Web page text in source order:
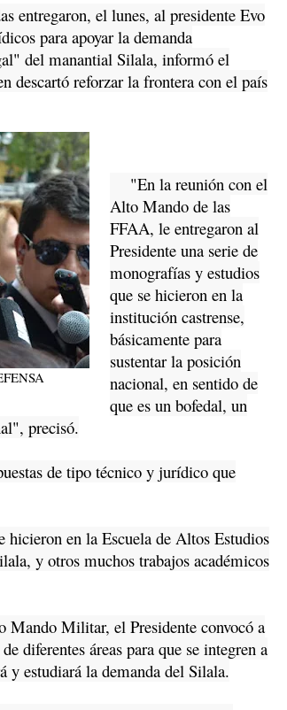
entregaron, el lunes, al presidente Evo
para apoyar la demanda
del manantial Silala, informó el
descartó reforzar la frontera con el país
"En la reunión con el
Alto Mando de las
FFAA, le entregaron al
Presidente una serie de
monografías y estudios
que se hicieron en la
institución castrense,
básicamente para
sustentar la posición
nacional, en sentido de
que es un bofedal, un
precisó.
de tipo técnico y jurídico que
en la Escuela de Altos Estudios
y otros muchos trabajos académicos
Militar, el Presidente convocó a
diferentes áreas para que se integren a
estudiará la demanda del Silala.